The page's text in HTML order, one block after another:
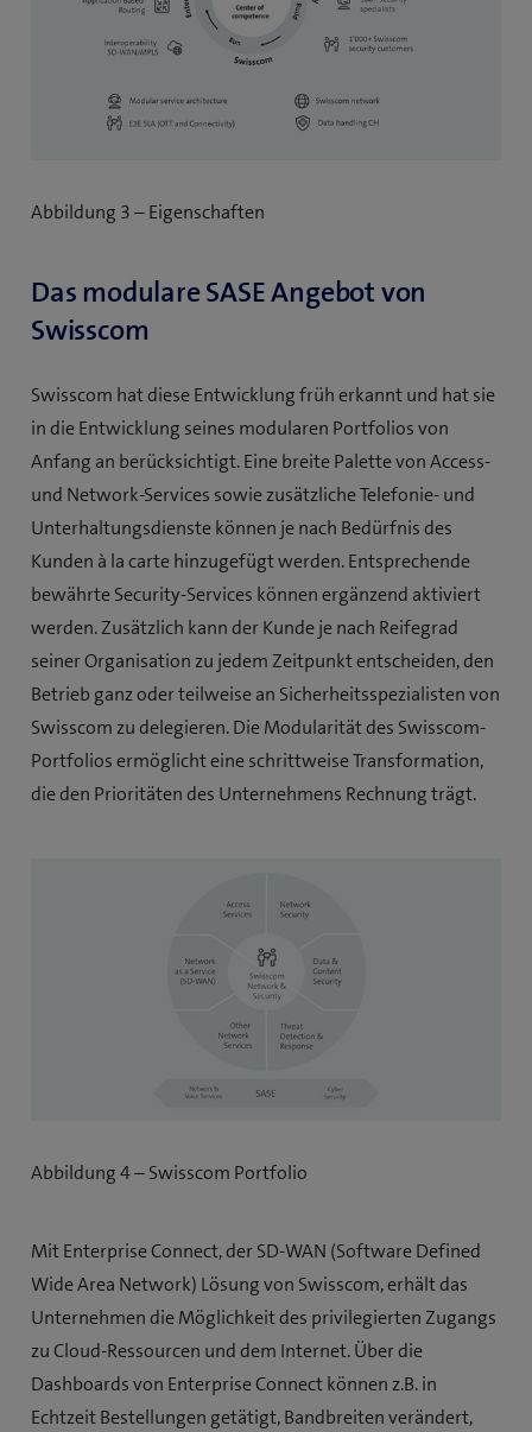
Abbildung 3 – Eigenschaften
Das modulare SASE Angebot von
Swisscom
Swisscom hat diese Entwicklung früh erkannt und hat sie
in die Entwicklung seines modularen Portfolios von
Anfang an berücksichtigt. Eine breite Palette von Access-
und Network-Services sowie zusätzliche Telefonie- und
Unterhaltungsdienste können je nach Bedürfnis des
Kunden à la carte hinzugefügt werden. Entsprechende
bewährte Security-Services können ergänzend aktiviert
werden. Zusätzlich kann der Kunde je nach Reifegrad
seiner Organisation zu jedem Zeitpunkt entscheiden, den
Betrieb ganz oder teilweise an Sicherheitsspezialisten von
Swisscom zu delegieren. Die Modularität des Swisscom-
Portfolios ermöglicht eine schrittweise Transformation,
die den Prioritäten des Unternehmens Rechnung trägt.
Abbildung 4 – Swisscom Portfolio
Mit Enterprise Connect, der SD-WAN (Software Defined
Wide Area Network) Lösung von Swisscom, erhält das
Unternehmen die Möglichkeit des privilegierten Zugangs
zu Cloud-Ressourcen und dem Internet. Über die
Dashboards von Enterprise Connect können z.B. in
Echtzeit Bestellungen getätigt, Bandbreiten verändert,